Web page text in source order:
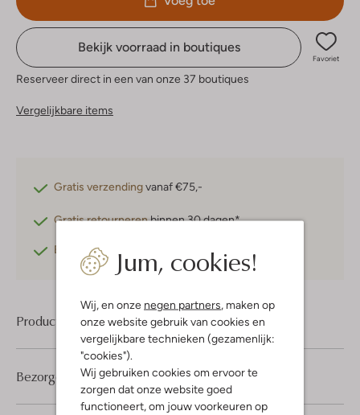
Jum, cookies!
Wij, en onze negen partners, maken op
onze website gebruik van cookies en
vergelijkbare technieken (gezamenlijk:
"cookies").
Wij gebruiken cookies om ervoor te
zorgen dat onze website goed
functioneert, om jouw voorkeuren op
Bekijk voorraad in boutiques
Favoriet
Reserveer direct in een van onze 37 boutiques
Vergelijkbare items
Gratis verzendingvanaf €75,-
Gratis retournerenbinnen 30 dagen*
Betaal achteraf
Product informatie
Bezorgen & retourneren